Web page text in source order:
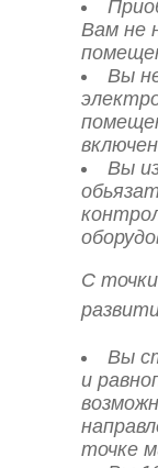
Вам не
Вы
Вы
С
Вы
и
точке